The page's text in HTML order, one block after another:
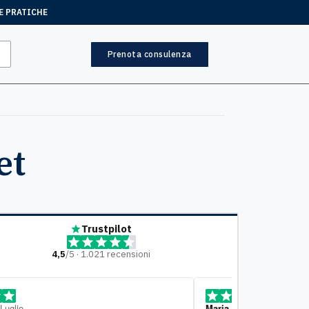
PRATICHE
Prenota consulenza
Trustpilot
4,5/5 · 1.021 recensioni